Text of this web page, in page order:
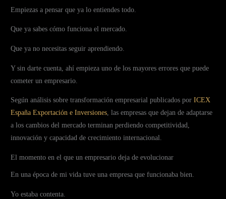
Empiezas a pensar que ya lo entiendes todo.
Que ya sabes cómo funciona el mercado.
Que ya no necesitas seguir aprendiendo.
Y sin darte cuenta, ahí empieza uno de los mayores errores que puede
cometer un empresario.
Según análisis sobre transformación empresarial publicados porICEX
España Exportación e Inversiones, las empresas que dejan de adaptarse
a los cambios del mercado terminan perdiendo competitividad,
innovación y capacidad de crecimiento internacional.
El momento en el que un empresario deja de evolucionar
En una época de mi vida tuve una empresa que funcionaba bien.
Yo estaba contenta.